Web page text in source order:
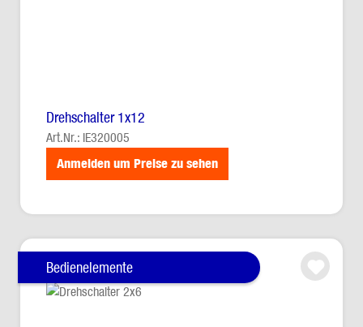
Drehschalter 1x12
Art.Nr.: IE320005
Anmelden um Preise zu sehen
Bedienelemente